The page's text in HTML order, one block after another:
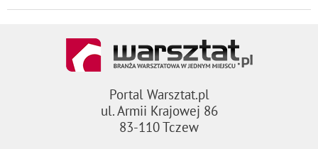
Portal Warsztat.pl
ul. Armii Krajowej 86
83-110 Tczew